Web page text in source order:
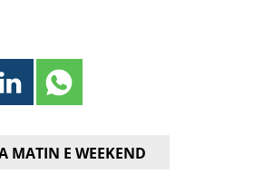
MATIN E WEEKEND